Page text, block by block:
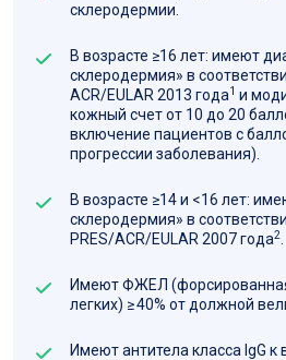
склеродермии.
В возрасте ≥16 лет: имеют
склеродермия» в
ACR/EULAR 2013 года1 и
кожный счет от 10 до 20
включение пациентов с
прогрессии заболевания).
В возрасте ≥14 и <16 лет:
склеродермия» в
PRES/ACR/EULAR 2007 года2
Имеют ФЖЕЛ
легких) ≥ 40% от должной
Имеют антитела класса IgG